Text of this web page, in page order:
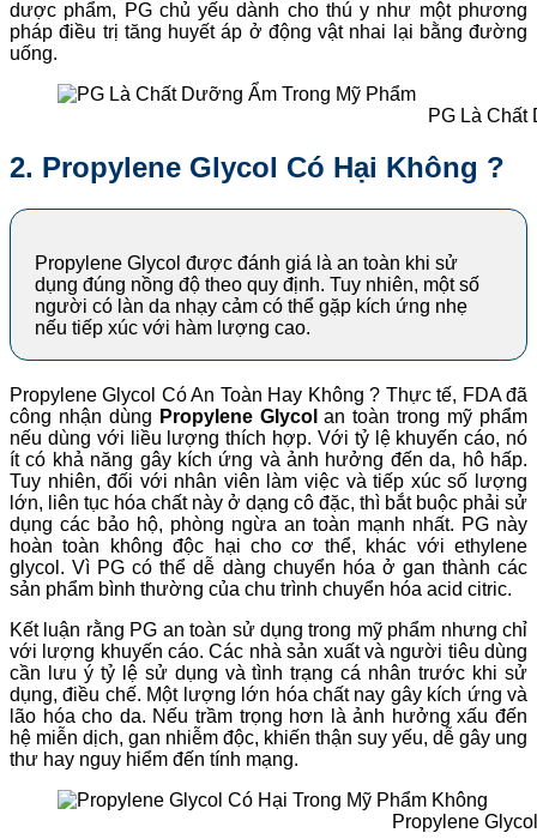
dược phẩm, PG chủ yếu dành cho thú y như một phương
pháp điều trị tăng huyết áp ở động vật nhai lại bằng đường
uống.
PG Là Chất
2. Propylene Glycol Có Hại Không ?
Propylene Glycol được đánh giá là an toàn khi sử
dụng đúng nồng độ theo quy định. Tuy nhiên, một số
người có làn da nhạy cảm có thể gặp kích ứng nhẹ
nếu tiếp xúc với hàm lượng cao.
Propylene Glycol Có An Toàn Hay Không ? Thực tế, FDA đã
công nhận dùng Propylene Glycol an toàn trong mỹ phẩm
nếu dùng với liều lượng thích hợp. Với tỷ lệ khuyến cáo, nó
ít có khả năng gây kích ứng và ảnh hưởng đến da, hô hấp.
Tuy nhiên, đối với nhân viên làm việc và tiếp xúc số lượng
lớn, liên tục hóa chất này ở dạng cô đặc, thì bắt buộc phải sử
dụng các bảo hộ, phòng ngừa an toàn mạnh nhất. PG này
hoàn toàn không độc hại cho cơ thể, khác với ethylene
glycol. Vì PG có thể dễ dàng chuyển hóa ở gan thành các
sản phẩm bình thường của chu trình chuyển hóa acid citric.
Kết luận rằng PG an toàn sử dụng trong mỹ phẩm nhưng chỉ
với lượng khuyến cáo. Các nhà sản xuất và người tiêu dùng
cần lưu ý tỷ lệ sử dụng và tình trạng cá nhân trước khi sử
dụng, điều chế. Một lượng lớn hóa chất nay gây kích ứng và
lão hóa cho da. Nếu trầm trọng hơn là ảnh hưởng xấu đến
hệ miễn dịch, gan nhiễm độc, khiến thận suy yếu, dễ gây ung
thư hay nguy hiểm đến tính mạng.
Propylene